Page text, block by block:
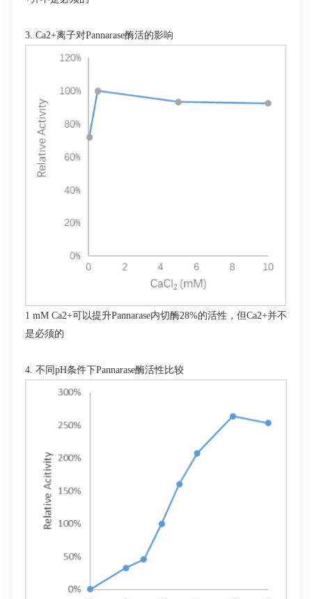
3. Ca2+离子对Pannarase酶活的影响
1 mM Ca2+可以提升Pannarase内切酶28%的活性，但Ca2+并不
是必须的
4. 不同 pH条件下Pannarase酶活性比较